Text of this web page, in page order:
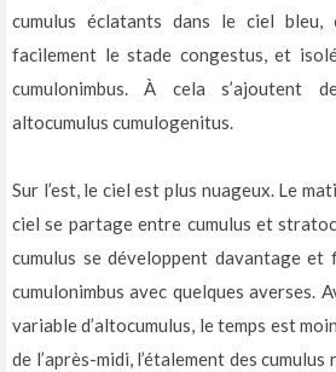
cumulus éclatants dans le ciel bleu,
facilement le stade congestus, et
cumulonimbus. À cela s’ajoutent
altocumulus cumulogenitus.
Sur l’est, le ciel est plus nuageux. Le
ciel se partage entre cumulus et
cumulus se développent davantage et
cumulonimbus avec quelques averses.
variable d’altocumulus, le temps est
de l’après-midi, l’étalement des